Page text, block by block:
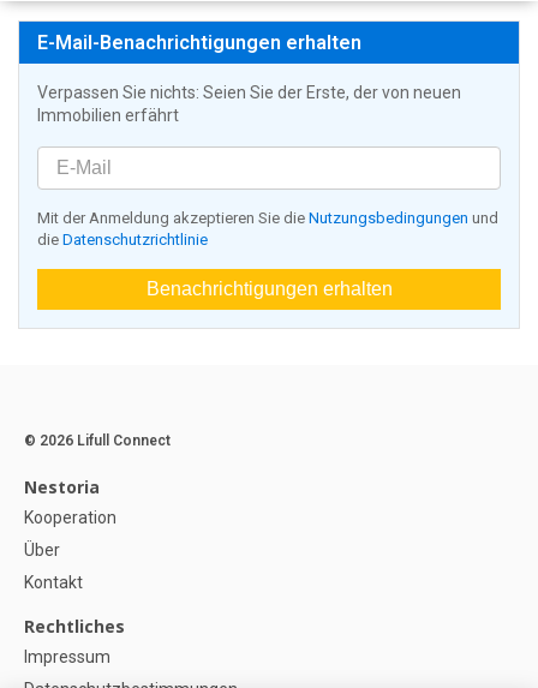
E-Mail-Benachrichtigungen erhalten
Verpassen Sie nichts: Seien Sie der Erste, der von neuen
Immobilien erfährt
Mit der Anmeldung akzeptieren Sie die Nutzungsbedingungen und
die Datenschutzrichtlinie
Benachrichtigungen erhalten
© 2026 Lifull Connect
Nestoria
Kooperation
Über
Kontakt
Rechtliches
Impressum